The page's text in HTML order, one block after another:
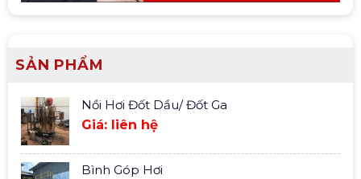
SẢN PHẨM
Nồi Hơi Đốt Dầu/ Đốt Ga
Giá: liên hệ
Bình Góp Hơi